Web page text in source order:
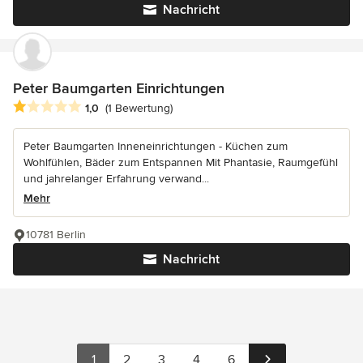
Nachricht
Peter Baumgarten Einrichtungen
Durchschnittliche Bewertung: 1 von 5 Sternen
1,0 (1 Bewertung)
Peter Baumgarten Inneneinrichtungen - Küchen zum
Wohlfühlen, Bäder zum Entspannen Mit Phantasie, Raumgefühl
und jahrelanger Erfahrung verwand...
Mehr
Nachricht
10781 Berlin